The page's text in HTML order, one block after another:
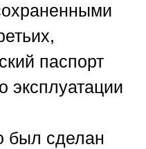
паспорт
эксплуатации
был сделан